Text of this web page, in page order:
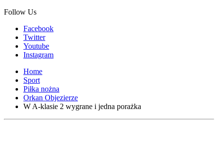
Follow Us
Facebook
Twitter
Youtube
Instagram
Home
Sport
Piłka nożna
Orkan Objezierze
W A-klasie 2 wygrane i jedna porażka